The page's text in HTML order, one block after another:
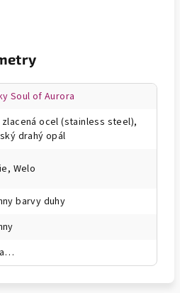
Soul of Aurora
ocel (stainless steel),
drahý opál
Welo
barvy duhy